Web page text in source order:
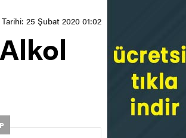
25 Şubat 2020 01:02